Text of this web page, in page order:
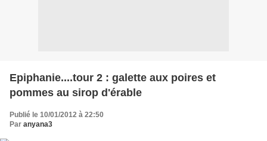
Epiphanie....tour 2 : galette aux poires et
pommes au sirop d'érable
Publié le 10/01/2012 à 22:50
Par anyana3